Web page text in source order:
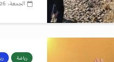
الجمعة، 26 مارس 2021، 3:22 م
رياضة